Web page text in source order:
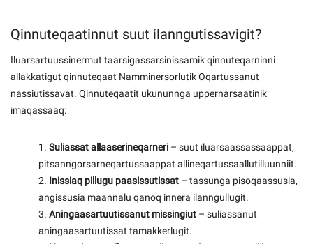
Qinnuteqaatinnut suut ilanngutissavigit?
Iluarsartuussinermut taarsigassarsinissamik qinnuteqarninni
allakkatigut qinnuteqaat Namminersorlutik Oqartussanut
nassiutissavat. Qinnuteqaatit ukununnga uppernarsaatinik
imaqassaaq:
1. Suliassat allaaserineqarneri – suut iluarsaassassaappat,
pitsanngorsarneqartussaappat allineqartussaallutilluunniit.
2. Inissiaq pillugu paasissutissat – tassunga pisoqaassusia,
angissusia maannalu qanoq innera ilanngullugit.
3. Aningaasartuutissanut missingiut – suliassanut
aningaasartuutissat tamakkerlugit.